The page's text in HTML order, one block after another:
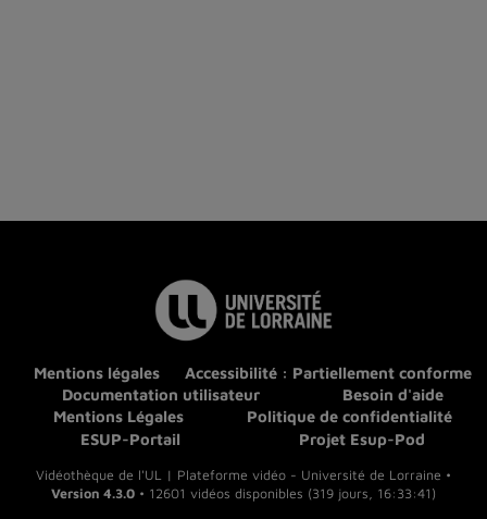
Mentions légales
Accessibilité : Partiellement conforme
Documentation utilisateur
Besoin d'aide
Mentions Légales
Politique de confidentialité
ESUP-Portail
Projet Esup-Pod
Vidéothèque de l'UL | Plateforme vidéo - Université de Lorraine •
Version 4.3.0 • 12601 vidéos disponibles (319 jours, 16:33:41)